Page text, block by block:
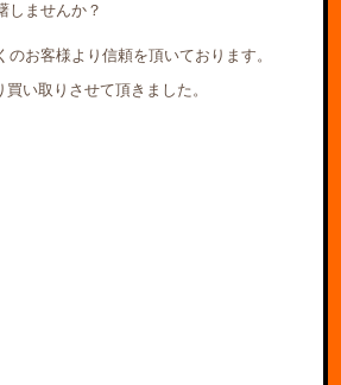
しませんか？
お客様より信頼を頂いております。
い取りさせて頂きました。